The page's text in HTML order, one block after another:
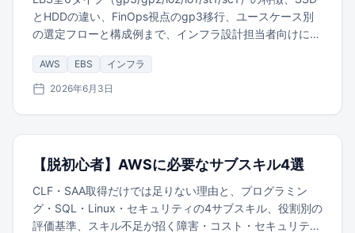
とHDDの違い、FinOps視点のgp3移行、ユースケース別
の選定フローと構成例まで、インフラ設計担当者向けに解
AWS EBS インフラ
2026年6月3日
【脱初心者】AWSに必要なサブスキル4選
CLF・SAA取得だけでは足りない理由と、プログラミン
グ・SQL・Linux・セキュリティの4サブスキル、役割別の
評価基準、スキル不足が招く障害・コスト・セキュリティ